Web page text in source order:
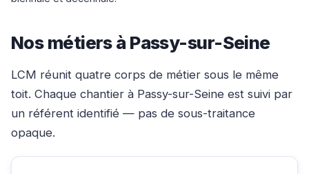
Nos métiers à Passy-sur-Seine
LCM réunit quatre corps de métier sous le même
toit. Chaque chantier à Passy-sur-Seine est suivi par
un référent identifié — pas de sous-traitance
opaque.